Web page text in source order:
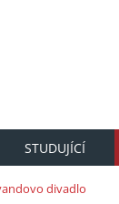
STUDUJÍCÍ
divadlo